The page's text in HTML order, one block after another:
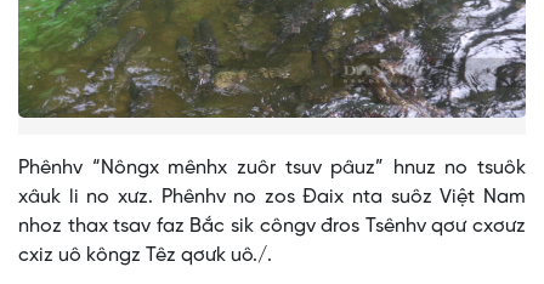
Phênhv “Nôngx mênhx zuôr tsuv pâuz” hnuz no tsuôk
xâuk li no xưz. Phênhv no zos Đaix nta suôz Việt Nam
nhoz thax tsav faz Bắc sik côngv đros Tsênhv qơư cxơưz
cxiz uô kôngz Têz qơưk uô./.